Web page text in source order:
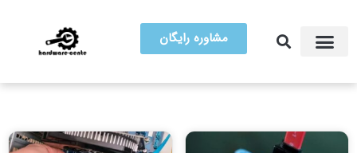
مشاوره رایگان